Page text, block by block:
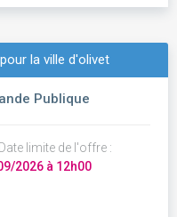
la ville d'olivet
Publique
Date limite de l'offre :
2026 à 12h00